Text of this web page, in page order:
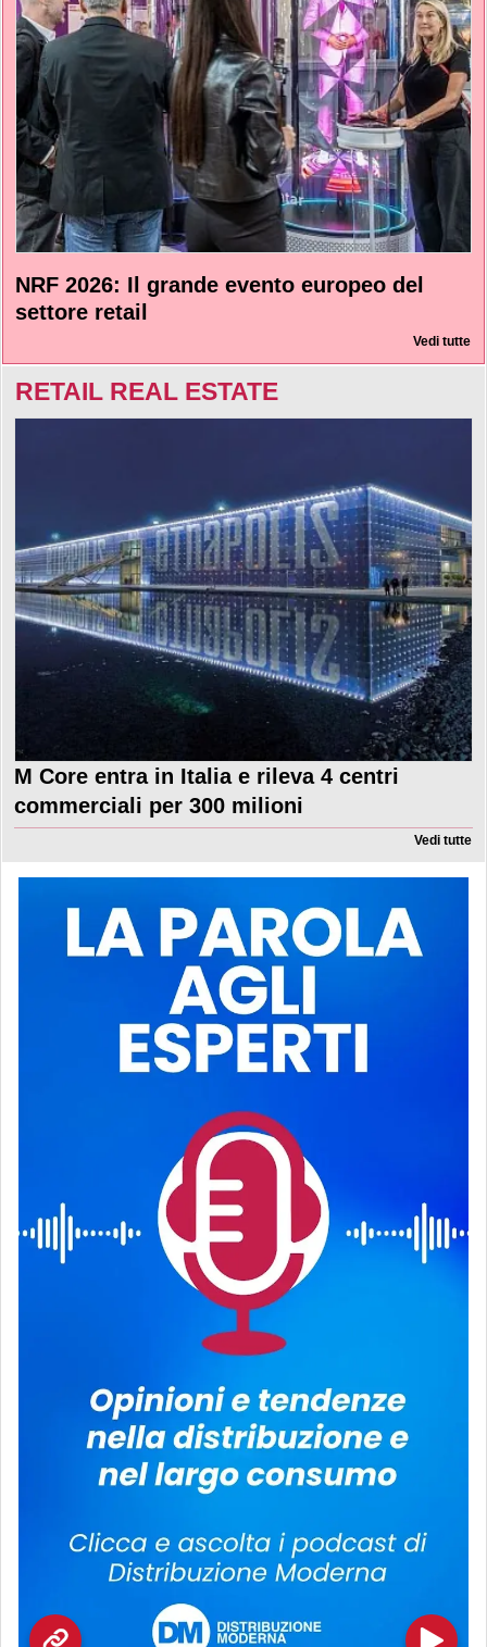
NRF 2026: Il grande evento europeo del
settore retail
Vedi tutte
RETAIL REAL ESTATE
M Core entra in Italia e rileva 4 centri
commerciali per 300 milioni
Vedi tutte